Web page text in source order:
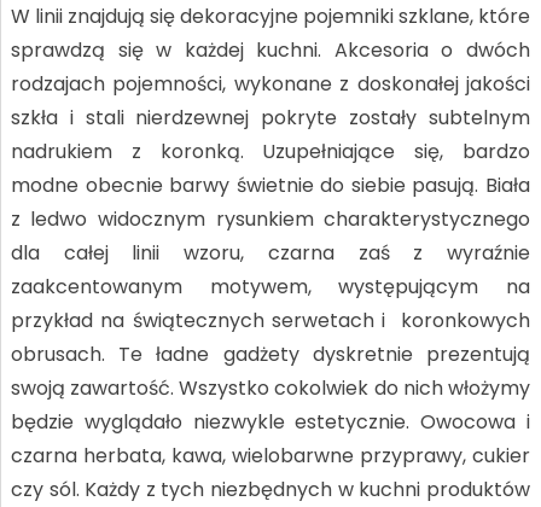
W linii znajdują się dekoracyjne pojemniki szklane, które
sprawdzą się w każdej kuchni. Akcesoria o dwóch
rodzajach pojemności, wykonane z doskonałej jakości
szkła i stali nierdzewnej pokryte zostały subtelnym
nadrukiem z koronką. Uzupełniające się, bardzo
modne obecnie barwy świetnie do siebie pasują. Biała
z ledwo widocznym rysunkiem charakterystycznego
dla całej linii wzoru, czarna zaś z wyraźnie
zaakcentowanym motywem, występującym na
przykład na świątecznych serwetach i koronkowych
obrusach. Te ładne gadżety dyskretnie prezentują
swoją zawartość. Wszystko cokolwiek do nich włożymy
będzie wyglądało niezwykle estetycznie. Owocowa i
czarna herbata, kawa, wielobarwne przyprawy, cukier
czy sól. Każdy z tych niezbędnych w kuchni produktów